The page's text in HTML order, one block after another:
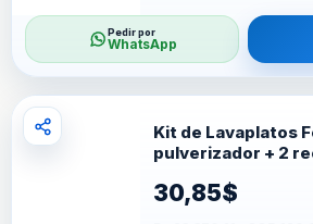
Pedir por
WhatsApp
Kit de Lavaplatos
pulverizador + 2
30,85$